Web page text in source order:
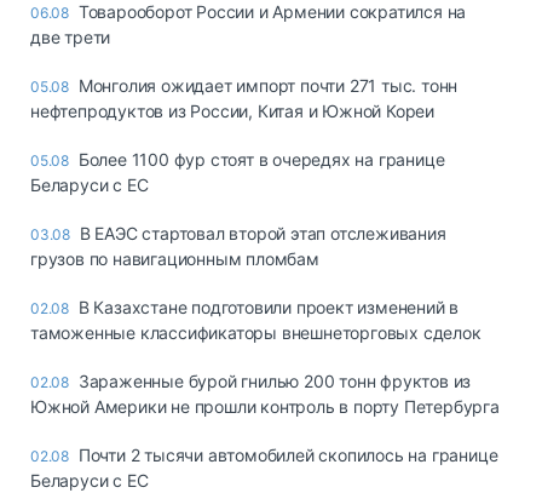
06.08 Товарооборот России и Армении сократился на
две трети
05.08 Монголия ожидает импорт почти 271 тыс. тонн
нефтепродуктов из России, Китая и Южной Кореи
05.08 Более 1100 фур стоят в очередях на границе
Беларуси с ЕС
03.08 В ЕАЭС стартовал второй этап отслеживания
грузов по навигационным пломбам
02.08 В Казахстане подготовили проект изменений в
таможенные классификаторы внешнеторговых сделок
02.08 Зараженные бурой гнилью 200 тонн фруктов из
Южной Америки не прошли контроль в порту Петербурга
02.08 Почти 2 тысячи автомобилей скопилось на границе
Беларуси с ЕС